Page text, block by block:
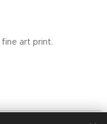
art print.